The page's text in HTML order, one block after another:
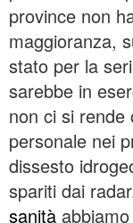
province non
maggioranza,
stato per la
sarebbe in
non ci si rende
personale nei
dissesto
spariti dai
sanità